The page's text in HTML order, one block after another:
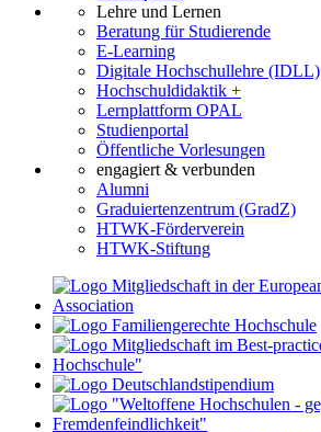
Lehre und Lernen
Beratung für Studierende
E-Learning
Digitale Hochschullehre (IDLL)
Hochschuldidaktik +
Lernplattform OPAL
Studienportal
Öffentliche Vorlesungen
engagiert & verbunden
Alumni
Graduiertenzentrum (GradZ)
HTWK-Förderverein
HTWK-Stiftung